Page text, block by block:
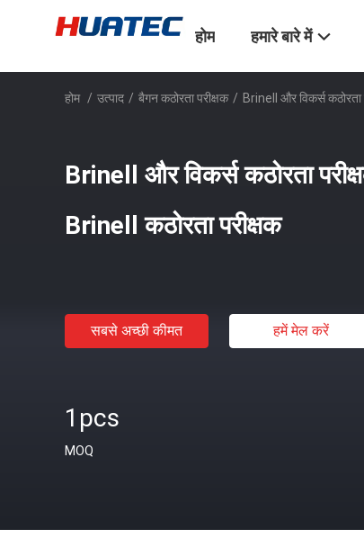
होम हमारे बारे में
होम / उत्पाद / बैगन कठोरता परीक्षक / Brinell और विकर्स
Brinell और विकर्स कठोरता
Brinell कठोरता परीक्षक
सबसे अच्छी कीमत हमें मेल करें
1pcs
MOQ